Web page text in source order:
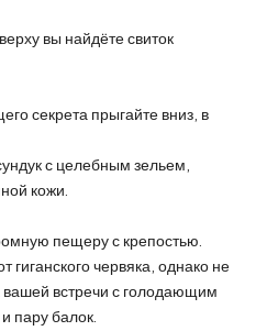
вы найдёте свиток
секрета прыгайте вниз, в
с целебным зельем,
кожи.
пещеру с крепостью.
гиганского червяка, однако не
встречи с голодающим
пару балок.